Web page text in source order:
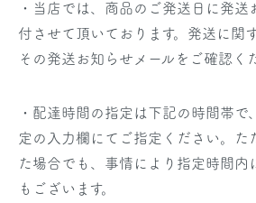
・当店では、商品のご発送日に発送
付させて頂いております。発送に関
その発送お知らせメールをご確認く
・配達時間の指定は下記の時間帯で
定の入力欄にてご指定ください。た
た場合でも、事情により指定時間内
もございます。